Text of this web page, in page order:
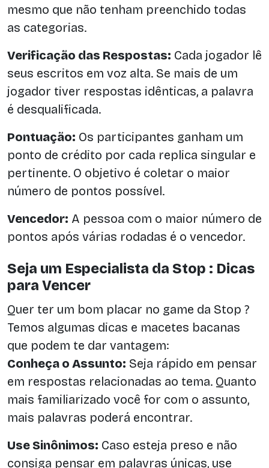
mesmo que não tenham preenchido todas
as categorias.
Verificação das Respostas: Cada jogador lê
seus escritos em voz alta. Se mais de um
jogador tiver respostas idênticas, a palavra
é desqualificada.
Pontuação: Os participantes ganham um
ponto de crédito por cada replica singular e
pertinente. O objetivo é coletar o maior
número de pontos possível.
Vencedor: A pessoa com o maior número de
pontos após várias rodadas é o vencedor.
Seja um Especialista da Stop : Dicas
para Vencer
Quer ter um bom placar no game da Stop ?
Temos algumas dicas e macetes bacanas
que podem te dar vantagem:
Conheça o Assunto: Seja rápido em pensar
em respostas relacionadas ao tema. Quanto
mais familiarizado você for com o assunto,
mais palavras poderá encontrar.
Use Sinônimos: Caso esteja preso e não
consiga pensar em palavras únicas, use